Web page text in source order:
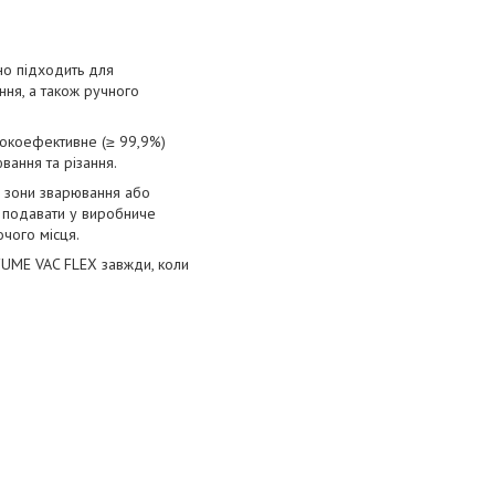
підходить для
а також ручного
(≥ 99,9%)
та різання.
зони зварювання або
у виробниче
місця.
VAC FLEX завжди, коли